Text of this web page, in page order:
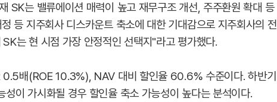
SK는 밸류에이션 매력이 높고 재무구조 개선, 주주환원 확대 등
등 지주회사 디스카운트 축소에 대한 기대감으로 지주회사의 전
는 현 시점 가장 안정적인 선택지"라고 평가했다.
배(ROE 10.3%), NAV 대비 할인율 60.6% 수준이다. 하반기
성이 가시화될 경우 할인율 축소 가능성이 높다는 분석이다.